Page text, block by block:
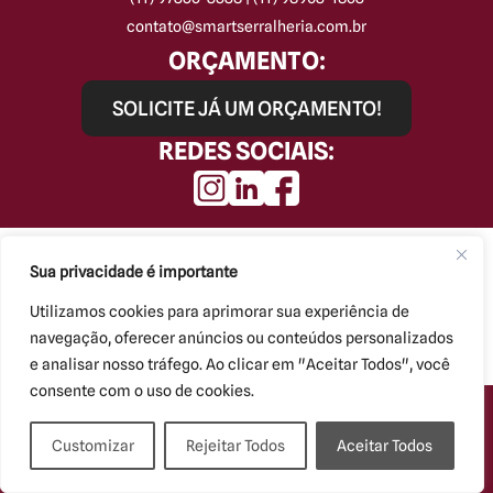
Sua privacidade é importante
Utilizamos cookies para aprimorar sua experiência de
navegação, oferecer anúncios ou conteúdos personalizados
e analisar nosso tráfego. Ao clicar em "Aceitar Todos", você
consente com o uso de cookies.
Customizar Rejeitar Todos Aceitar Todos
contato@smartserralheria.com.br
ORÇAMENTO:
SOLICITE JÁ UM ORÇAMENTO!
REDES SOCIAIS:
Kryzalis - Criação de Sites